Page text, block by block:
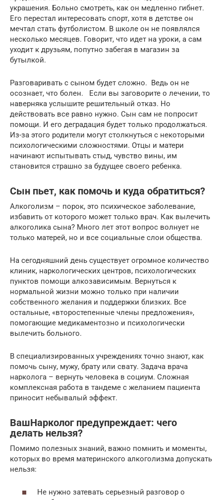
украшения. Больно смотреть, как он медленно гибнет.
Его перестал интересовать спорт, хотя в детстве он
мечтал стать футболистом. В школе он не появлялся
несколько месяцев. Говорит, что идет на уроки, а сам
уходит к друзьям, попутно забегая в магазин за
бутылкой.
Разговаривать с сыном будет сложно. Ведь он не
осознает, что болен. Если вы заговорите о лечении, то
наверняка услышите решительный отказ. Но
действовать все равно нужно. Сын сам не попросит
помощи. И его деградация будет только продолжаться.
Из-за этого родители могут столкнуться с некоторыми
психологическими сложностями. Отцы и матери
начинают испытывать стыд, чувство вины, им
становится страшно за будущее своего ребенка.
Сын пьет, как помочь и куда обратиться?
Алкоголизм – порок, это психическое заболевание,
избавить от которого может только врач. Как вылечить
алкоголика сына? Много лет этот вопрос волнует не
только матерей, но и все социальные слои общества.
На сегодняшний день существует огромное количество
клиник, наркологических центров, психологических
пунктов помощи алкозависимым. Вернуться к
нормальной жизни можно только при наличии
собственного желания и поддержки близких. Все
остальные, «второстепенные члены предложения»,
помогающие медикаментозно и психологически
вылечить больного.
В специализированных учреждениях точно знают, как
помочь сыну, мужу, брату или свату. Задача врача
нарколога – вернуть человека в социум. Сложная
комплексная работа в тандеме с желанием пациента
приносит небывалый эффект.
ВашНарколог предупреждает: чего
делать нельзя?
Помимо полезных знаний, важно помнить и моменты,
которых во время материнского алкоголизма допускать
нельзя:
Не нужно затевать серьезный разговор о